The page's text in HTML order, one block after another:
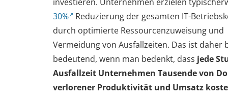
investieren. Unternehmen erzielen
30%
Reduzierung der gesamten IT-
durch optimierte Ressourcenzuweisung und
Vermeidung von Ausfallzeiten. Das ist daher
bedeutend, wenn man bedenkt, dass jede
Ausfallzeit Unternehmen Tausende von
verlorener Produktivität und Umsatz